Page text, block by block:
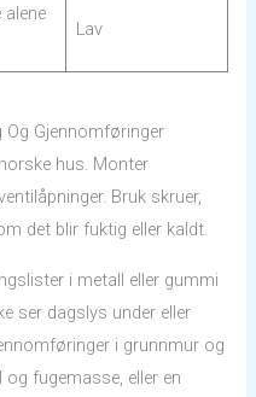
alene
Lav
Og Gjennomføringer
hus. Monter
Bruk skruer,
det blir fuktig eller kaldt.
i metall eller gummi
ser dagslys under eller
i grunnmur og
fugemasse, eller en